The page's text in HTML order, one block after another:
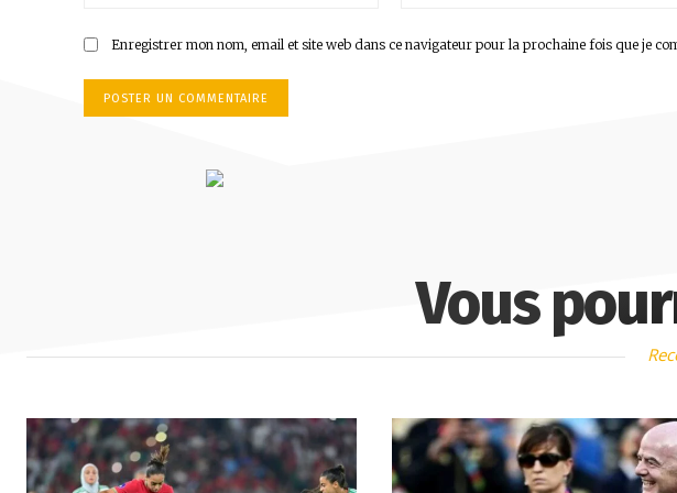
Enregistrer mon nom, email et site web dans ce navigateur pour la prochaine fois que je
Vous